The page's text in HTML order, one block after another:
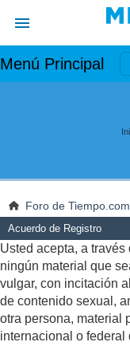
Menú Principal
Foro de Tiempo.com
Acuerdo de Registro
Usted acepta, a
ningún material que
vulgar, con incitación
de contenido sexual,
otra persona, material
internacional o federal